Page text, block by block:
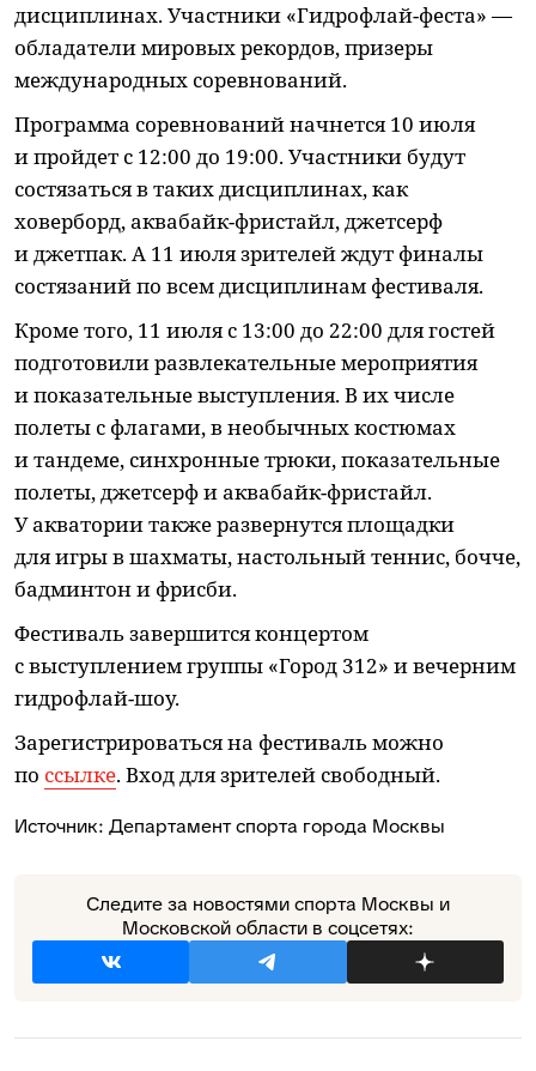
дисциплинах. Участники «Гидрофлай-феста» —
обладатели мировых рекордов, призеры
международных соревнований.
Программа соревнований начнется 10 июля
и пройдет с 12:00 до 19:00. Участники будут
состязаться в таких дисциплинах, как
ховерборд, аквабайк-фристайл, джетсерф
и джетпак. А 11 июля зрителей ждут финалы
состязаний по всем дисциплинам фестиваля.
Кроме того, 11 июля с 13:00 до 22:00 для гостей
подготовили развлекательные мероприятия
и показательные выступления. В их числе
полеты с флагами, в необычных костюмах
и тандеме, синхронные трюки, показательные
полеты, джетсерф и аквабайк-фристайл.
У акватории также развернутся площадки
для игры в шахматы, настольный теннис, бочче,
бадминтон и фрисби.
Фестиваль завершится концертом
с выступлением группы «Город 312» и вечерним
гидрофлай-шоу.
Зарегистрироваться на фестиваль можно
по ссылке. Вход для зрителей свободный.
Источник: Департамент спорта города Москвы
Следите за новостями спорта Москвы и
Московской области в соцсетях: